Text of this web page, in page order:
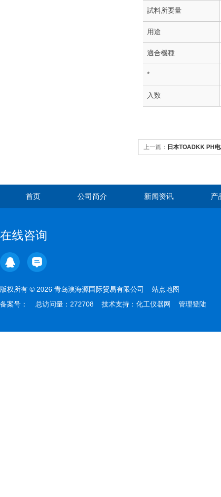
試料所要量
用途
適合機種
*
入数
上一篇： 日本TOADKK PH
首页 公司简介 新闻资讯 产
在线咨询
版权所有 © 2026 青岛澳海源国际贸易有限公司 站点地图
备案号：
总访问量：272708 技术支持： 化工仪器网 管理登陆